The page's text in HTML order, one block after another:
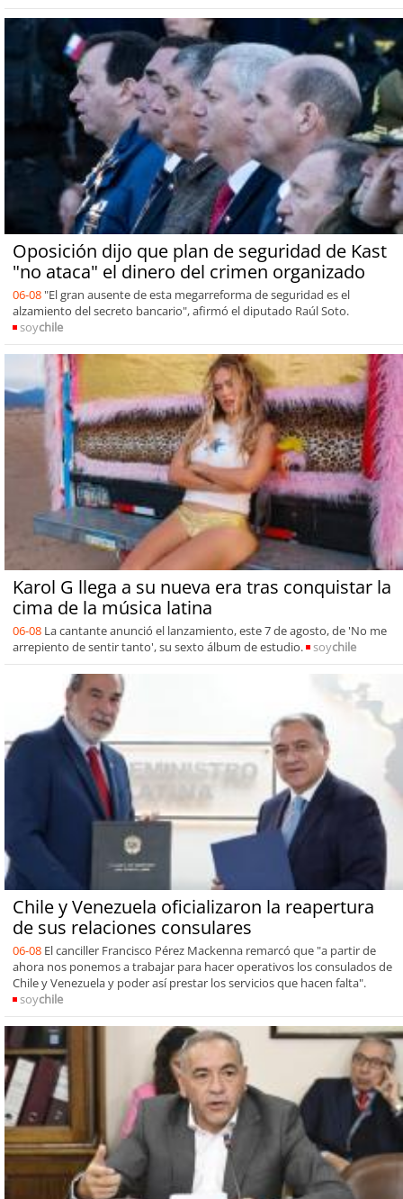
Oposición dijo que plan de seguridad de Kast
"no ataca" el dinero del crimen organizado
06-08 "El gran ausente de esta megarreforma de seguridad es el
alzamiento del secreto bancario", afirmó el diputado Raúl Soto.
soychile
Karol G llega a su nueva era tras conquistar la
cima de la música latina
06-08 La cantante anunció el lanzamiento, este 7 de agosto, de 'No me
arrepiento de sentir tanto', su sexto álbum de estudio.
soychile
Chile y Venezuela oficializaron la reapertura
de sus relaciones consulares
06-08 El canciller Francisco Pérez Mackenna remarcó que "a partir de
ahora nos ponemos a trabajar para hacer operativos los consulados de
Chile y Venezuela y poder así prestar los servicios que hacen falta".
soychile